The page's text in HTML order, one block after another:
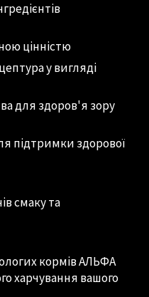
цінністю
у вигляді
для здоров'я зору
підтримки здорової
смаку та
кормів АЛЬФА
харчування вашого